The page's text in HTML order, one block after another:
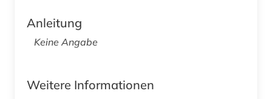
Anleitung
Keine Angabe
Weitere Informationen